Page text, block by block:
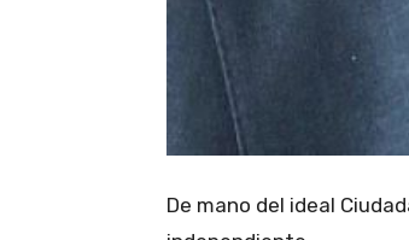
De mano del ideal